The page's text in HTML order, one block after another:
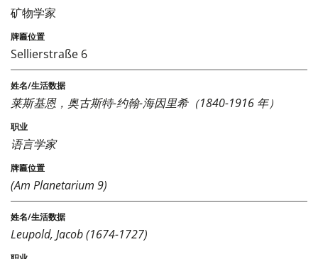
矿物学家
Sellierstraße 6
莱斯基恩，奥古斯特-约翰-海因里希（1840-1916 年）
语言学家
(Am Planetarium 9)
Leupold, Jacob (1674-1727)